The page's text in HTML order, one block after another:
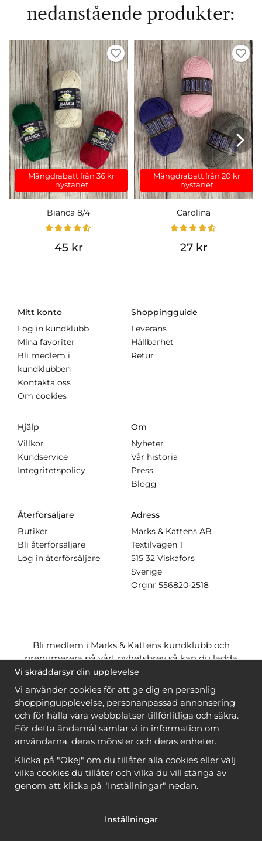
nedanstående produkter:
Mängdrabatt från 36 kr
nystanet
Bianca 8/4
45 kr
Mängdrabatt från 20 kr
nystanet
Carolina
27 kr
Mitt konto
Log in kundklubb
Mina favoriter
Bli medlem i
kundklubben
Kontakta oss
Om cookies
Shoppingguide
Leverans
Hållbarhet
Retur
Hjälp
Villkor
Kundservice
Integritetspolicy
Om
Nyheter
Vår historia
Press
Blogg
Återförsäljare
Butiker
Bli återförsäljare
Log in återförsäljare
Adress
Marks & Kattens AB
Textilvägen 1
515 32 Viskafors
Sverige
Orgnr 556820-2518
Bli medlem i Marks & Kattens kundklubb och
prenumerera på vårt nyhetsbrev så kan du ladda
ner många mönstergratisoch få många
när du handlar garn till mönstret. Du ser vilka som
ärgratis när du ärinloggad.
Bli medlem
Copyright © 2026, Marks & Kattens AB
Vi skräddarsyr din upplevelse
Vi använder cookies för att ge dig en personlig
shoppingupplevelse, personanpassad annonsering
och för hålla våra webbplatser tillförlitliga och säkra.
För detta ändamål samlar vi in information om
användarna, deras mönster och deras enheter.
Klicka på "Okej" om du tillåter alla cookies eller välj
vilka cookies du tillåter och vilka du vill stänga av
genom att klicka på "Inställningar" nedan.
Inställningar